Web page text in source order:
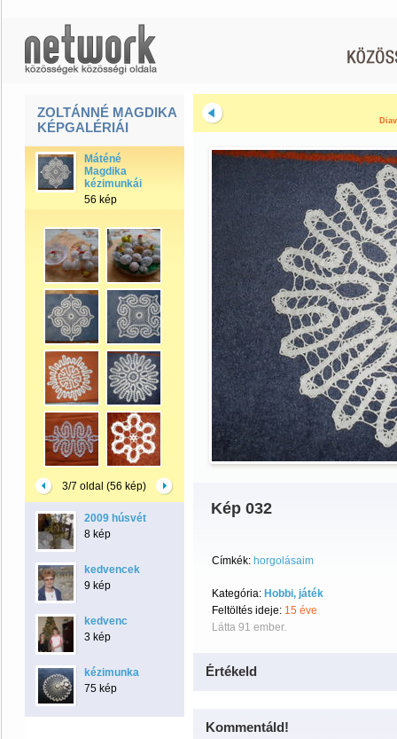
ZOLTÁNNÉ MAGDIKA
KÉPGALÉRIÁI
Máténé
Magdika
kézimunkái
56 kép
3/7 oldal (56 kép)
2009 húsvét
8 kép
kedvencek
9 kép
kedvenc
3 kép
kézimunka
75 kép
Kép 032
Címkék: horgolásaim
Kategória: Hobbi, játék
Feltöltés ideje: 15 éve
Látta 91 ember.
Értékeld
Kommentáld!